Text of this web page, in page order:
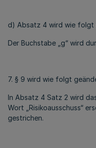
d) Absatz 4 wird wie folgt
Der Buchstabe „g“ wird
7. § 9 wird wie folgt
In Absatz 4 Satz 2 wird
Wort „Risikoausschuss“
gestrichen.